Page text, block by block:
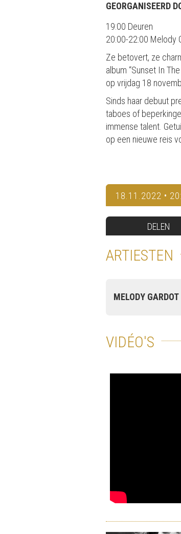
GEORGANISEERD
19:00 Deuren
20:00-22:00 Melody
Ze betovert, ze
album “Sunset In
op vrijdag 18
Sinds haar debuut
taboes of
immense talent.
op een nieuwe reis
18.11.2022 •
DELEN
ARTIESTEN
MELODY GARDOT
VIDÉO'S